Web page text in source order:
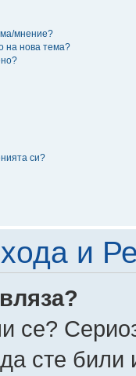
мнение?
на нова тема?
си?
и
се?
сте